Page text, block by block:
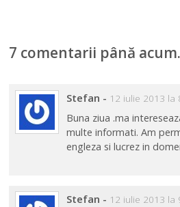
7 comentarii până acum.
Stefan - 12 iulie 2013 la
Buna ziua .ma
multe informati. Am
engleza si lucrez in
Stefan - 12 iulie 2013 la